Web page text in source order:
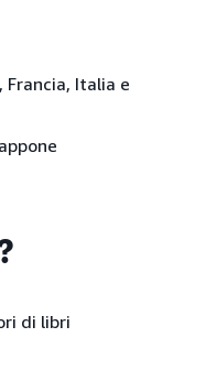
Francia, Italia e
di libri